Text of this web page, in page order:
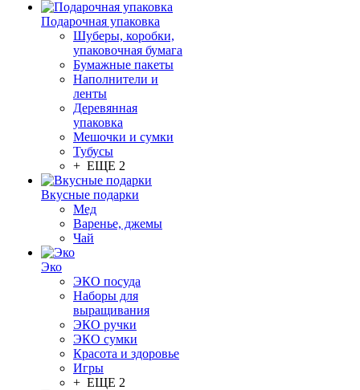
Подарочная упаковка
Шуберы, коробки,
упаковочная бумага
Бумажные пакеты
Наполнители и
ленты
Деревянная
упаковка
Мешочки и сумки
Тубусы
+ ЕЩЕ 2
Вкусные подарки
Мед
Варенье, джемы
Чай
Эко
ЭКО посуда
Наборы для
выращивания
ЭКО ручки
ЭКО сумки
Красота и здоровье
Игры
+ ЕЩЕ 2